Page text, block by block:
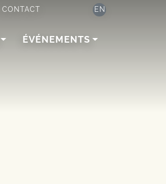
CONTACT EN
ÉVÉNEMENTS